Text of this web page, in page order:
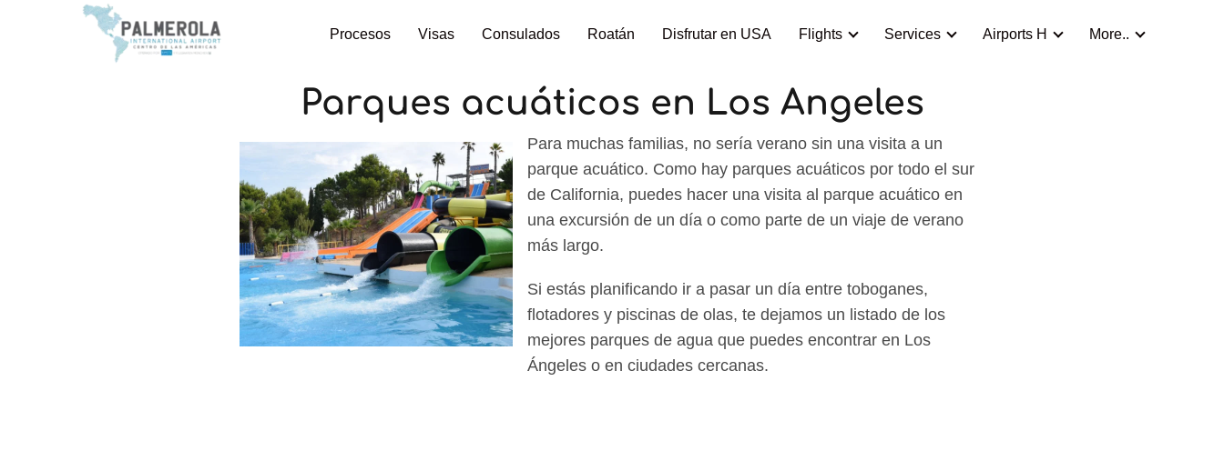
Procesos Visas Consulados Roatán Disfrutar en USA Flights Services Airports H More..
Parques acuáticos en Los Angeles
Para muchas familias, no sería verano sin una visita a un
parque acuático. Como hay parques acuáticos por todo el sur
de California, puedes hacer una visita al parque acuático en
una excursión de un día o como parte de un viaje de verano
más largo.
Si estás planificando ir a pasar un día entre toboganes,
flotadores y piscinas de olas, te dejamos un listado de los
mejores parques de agua que puedes encontrar en Los
Ángeles o en ciudades cercanas.